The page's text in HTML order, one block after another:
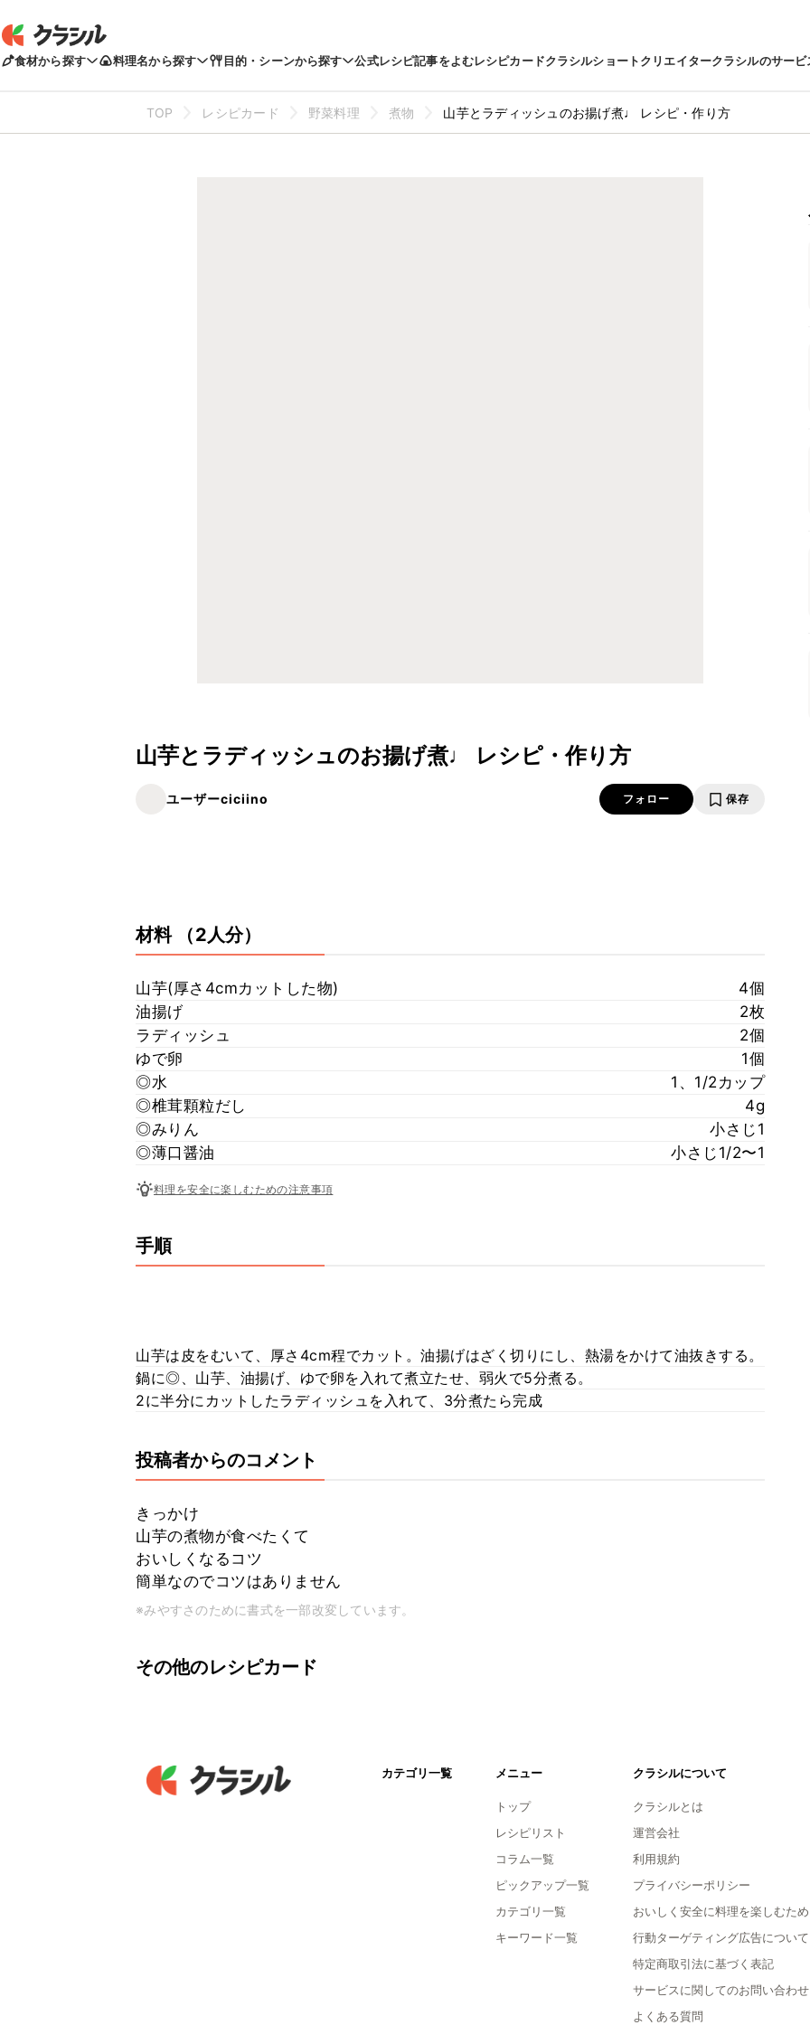
食材から探す 料理名から探す 目的・シーンから探す 公式レシピ記事をよむレシピカードクラシルショートクリエイタークラシルのサービ
TOP レシピカード 野菜料理 煮物 山芋とラディッシュのお揚げ煮♩ レシピ・作り方
山芋とラディッシュのお揚げ煮♩ レシピ・作り方
ユーザーciciino フォロー 保存
材料 （2人分）
山芋(厚さ4cmカットした物)
4個
油揚げ
2枚
ラディッシュ
2個
ゆで卵
1個
◎水
1、1/2カップ
◎椎茸顆粒だし
4g
◎みりん
小さじ1
◎薄口醤油
小さじ1/2〜1
料理を安全に楽しむための注意事項
手順
山芋は皮をむいて、厚さ4cm程でカット。油揚げはざく切りにし、熱湯をかけて油抜きする。
鍋に◎、山芋、油揚げ、ゆで卵を入れて煮立たせ、弱火で5分煮る。
2に半分にカットしたラディッシュを入れて、3分煮たら完成
投稿者からのコメント
きっかけ
山芋の煮物が食べたくて
おいしくなるコツ
簡単なのでコツはありません
※みやすさのために書式を一部改変しています。
その他のレシピカード
カテゴリ一覧 メニュー
トップ
レシピリスト
コラム一覧
ピックアップ一覧
カテゴリ一覧
キーワード一覧
クラシルについて
クラシルとは
運営会社
利用規約
プライバシーポリシー
おいしく安全に料理を楽しむため
行動ターゲティング広告について
特定商取引法に基づく表記
サービスに関してのお問い合わせ
よくある質問